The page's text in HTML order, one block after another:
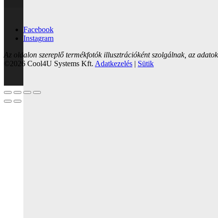
Facebook
Instagram
Az oldalon szereplő termékfotók illusztrációként szolgálnak, az
©2026 Cool4U Systems Kft. Adatkezelés | Sütik